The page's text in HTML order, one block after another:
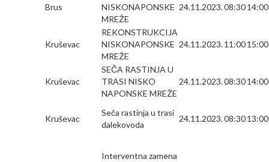
Brus
NISKONAPONSKE
MREŽE
24.11.2023.08:3014:00
Kruševac
REKONSTRUKCIJA
NISKONAPONSKE
MREŽE
24.11.2023.11:0015:00
Kruševac
SEČA RASTINJA U
TRASI NISKO
NAPONSKE MREŽE
24.11.2023.08:3014:00
Kruševac
Seča rastinja u trasi
dalekovoda
24.11.2023.08:3013:00
Interventna zamena